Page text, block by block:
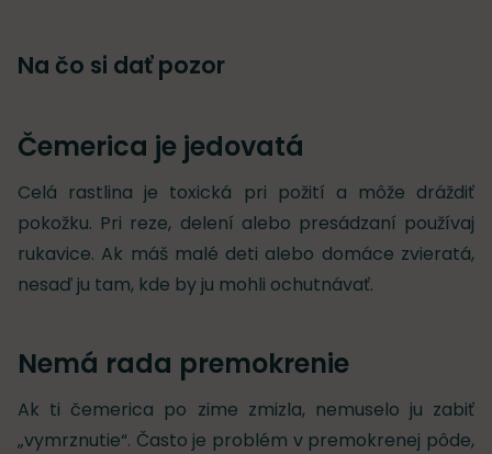
Na čo si dať pozor
Čemerica je jedovatá
Celá rastlina je toxická pri požití a môže dráždiť
pokožku. Pri reze, delení alebo presádzaní používaj
rukavice. Ak máš malé deti alebo domáce zvieratá,
nesaď ju tam, kde by ju mohli ochutnávať.
Nemá rada premokrenie
Ak ti čemerica po zime zmizla, nemuselo ju zabiť
„vymrznutie“. Často je problém v premokrenej pôde,